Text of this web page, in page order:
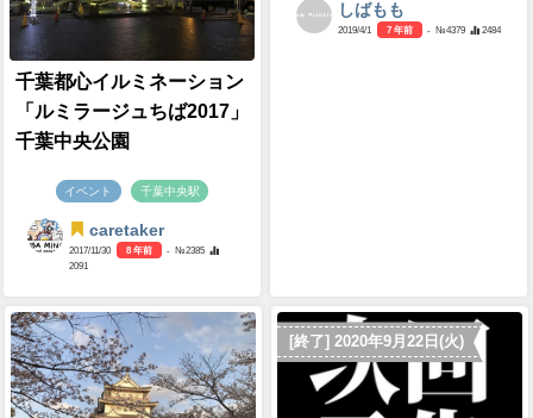
千葉都心イルミネーション
「ルミラージュちば2017」
千葉中央公園
イベント 千葉中央駅
caretaker
2017/11/30 8 年前
- №2385
2091
しばもも
2019/4/1 7 年前 - №4379 2484
[終了] 2020年9月22日(火)